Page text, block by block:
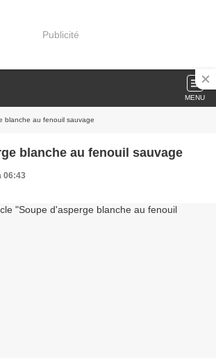
Publicité
MENU
blanche au fenouil sauvage
blanche au fenouil sauvage
06:43